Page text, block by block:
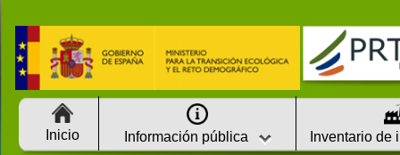
Inicio Información pública Inventario de